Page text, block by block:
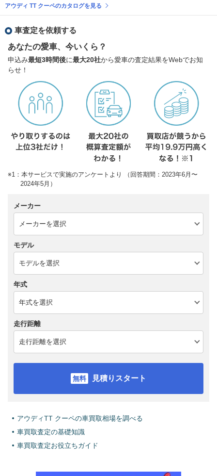
アウディ TT クーペのカタログを見る
車査定を依頼する
あなたの愛車、今いくら？
申込み最短3時間後に最大20社から愛車の査定結果をWebでお知
らせ！
※1：本サービスで実施のアンケートより （回答期間：2023年6月〜
2024年5月）
メーカー
モデル
年式
走行距離
見積りスタート
アウディTT クーペの車買取相場を調べる
車買取査定の基礎知識
車買取査定お役立ちガイド